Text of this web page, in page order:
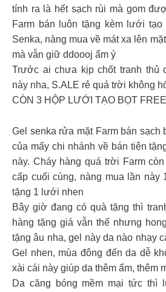
tính ra là hết sạch rùi mà gom
Farm bán luôn tặng kèm lưới
Senka, nàng mua về mát xa lên
mà vẫn giữ ddoooj ẩm ý
Trước ai chưa kịp chốt tranh thủ
này nha, S.ALE rẻ quá trời không
CÒN 3 HỘP LƯỚI TẠO BỌT
Gel senka rửa mặt Farm bán sạch
của mấy chi nhánh về bán tiện
này. Cháy hàng quá trời Farm
cấp cuối cùng, nàng mua lần này
tặng 1 lưới nhen
Bây giờ đang có quà tặng thì
hàng tặng giá vẫn thế nhưng
tặng âu nha, gel này da nào nhạy
Gel nhen, mùa đông đến da dễ
xài cái này giúp da thêm ẩm, thêm
Da căng bóng mềm mại tức thì